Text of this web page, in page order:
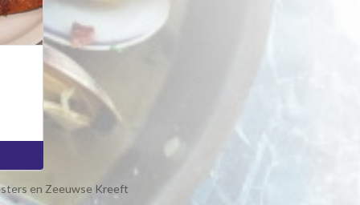
en Zeeuwse Kreeft